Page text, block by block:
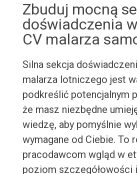
Zbuduj mocną
doświadczenia
CV malarza
Silna sekcja
malarza lotniczego jest
podkreślić potencjalnym
że masz niezbędne
wiedzę, aby pomyślnie
wymagane od Ciebie. To
pracodawcom wgląd w
poziom szczegółowości